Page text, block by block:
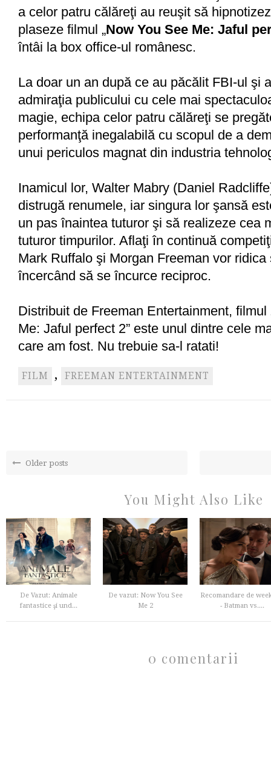
a celor patru călăreţi au reuşit să
plaseze filmul „Now You See Me: Jaful
întâi la box office-ul românesc.
La doar un an după ce au păcălit FBI-ul şi
admiraţia publicului cu cele mai
magie, echipa celor patru călăreţi se
performanţă inegalabilă cu scopul de a
unui periculos magnat din industria
Inamicul lor, Walter Mabry (Daniel
distrugă renumele, iar singura lor şansă
un pas înaintea tuturor şi să realizeze cea
tuturor timpurilor. Aflaţi în continuă
Mark Ruffalo şi Morgan Freeman vor ridica
încercând să se încurce reciproc.
Distribuit de Freeman Entertainment, filmul
Me: Jaful perfect 2” este unul dintre cele
care am fost. Nu trebuie sa-l ratati!
FILM , FREEMAN ENTERTAINMENT
Older posts
You Might Also Like
De Vazut: Animale
fantastice şi und...
De vazut: Now You See
Me 2
Recomandare de
- Batman vs....
0 comentarii